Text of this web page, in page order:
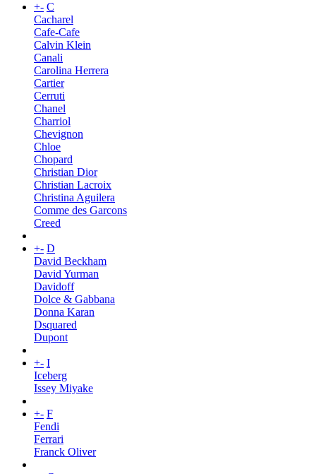
+- C
Cacharel
Cafe-Cafe
Calvin Klein
Canali
Carolina Herrera
Cartier
Cerruti
Chanel
Charriol
Chevignon
Chloe
Chopard
Christian Dior
Christian Lacroix
Christina Aguilera
Comme des Garcons
Creed
+- D
David Beckham
David Yurman
Davidoff
Dolce & Gabbana
Donna Karan
Dsquared
Dupont
+- I
Iceberg
Issey Miyake
+- F
Fendi
Ferrari
Franck Oliver